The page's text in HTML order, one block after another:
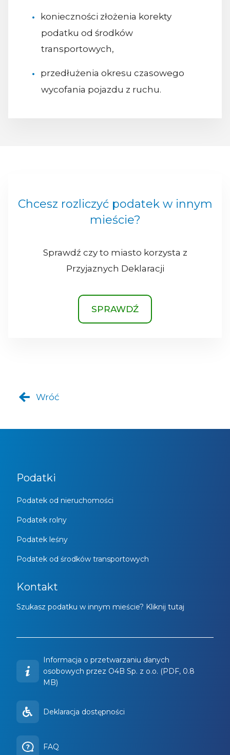
konieczności złożenia korekty
podatku od środków
transportowych,
przedłużenia okresu czasowego
wycofania pojazdu z ruchu.
Chcesz rozliczyć podatek w innym
mieście?
Sprawdź czy to miasto korzysta z
Przyjaznych Deklaracji
SPRAWDŹ
Wróć
Podatki
Podatek od nieruchomości
Podatek rolny
Podatek leśny
Podatek od środków transportowych
Kontakt
Szukasz podatku w innym mieście? Kliknij tutaj
Informacja o przetwarzaniu danych
osobowych przez O4B Sp. z o.o. (PDF, 0.8
MB)
Deklaracja dostępności
FAQ